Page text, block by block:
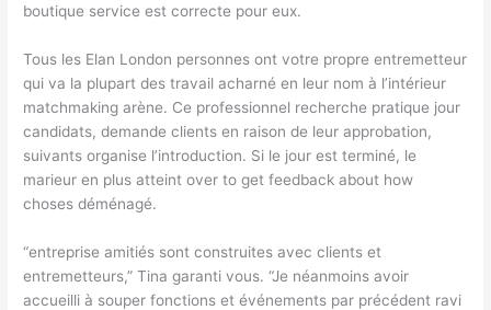
boutique service est correcte pour eux.
Tous les Elan London personnes ont votre propre entremetteur
qui va la plupart des travail acharné en leur nom à l’intérieur
matchmaking arène. Ce professionnel recherche pratique jour
candidats, demande clients en raison de leur approbation,
suivants organise l’introduction. Si le jour est terminé, le
marieur en plus atteint over to get feedback about how
choses déménagé.
“entreprise amitiés sont construites avec clients et
entremetteurs,” Tina garanti vous. “Je néanmoins avoir
accueilli à souper fonctions et événements par précédent ravi